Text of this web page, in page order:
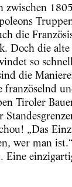
zwischen
die
Doch die
so
die
französelnd
Tiroler
„Das
wer man
Eine